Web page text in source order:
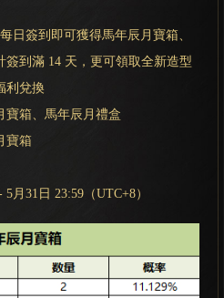
日簽到即可獲得馬年辰月寶箱、
到滿 14 天，更可領取全新造型
兌換
寶箱、馬年辰月禮盒
寶箱
月31日 23:59（UTC+8）